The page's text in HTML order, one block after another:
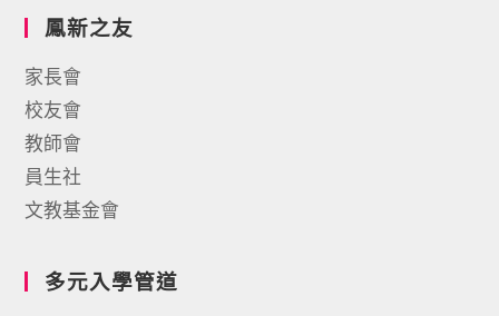
鳳新之友
家長會
校友會
教師會
員生社
文教基金會
多元入學管道